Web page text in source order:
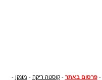
-פרסום באתר -קוסטה ריקה - מונקו -